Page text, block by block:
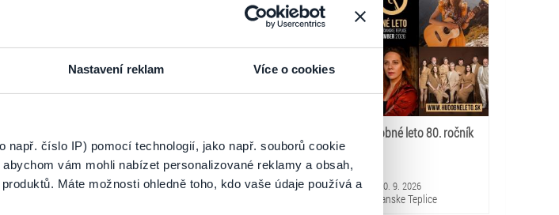
Nastavení reklam Více o cookies
např. číslo IP) pomocí technologií, jako např. souborů cookie
vám mohli nabízet personalizované reklamy a obsah,
Máte možnosti ohledně toho, kdo vaše údaje používá a
7.8.2026
OLYMPIC
7.8.2026
Hudobné leto 80. ročník
7. 8.–10. 9. 2026
Trenčianske Teplice